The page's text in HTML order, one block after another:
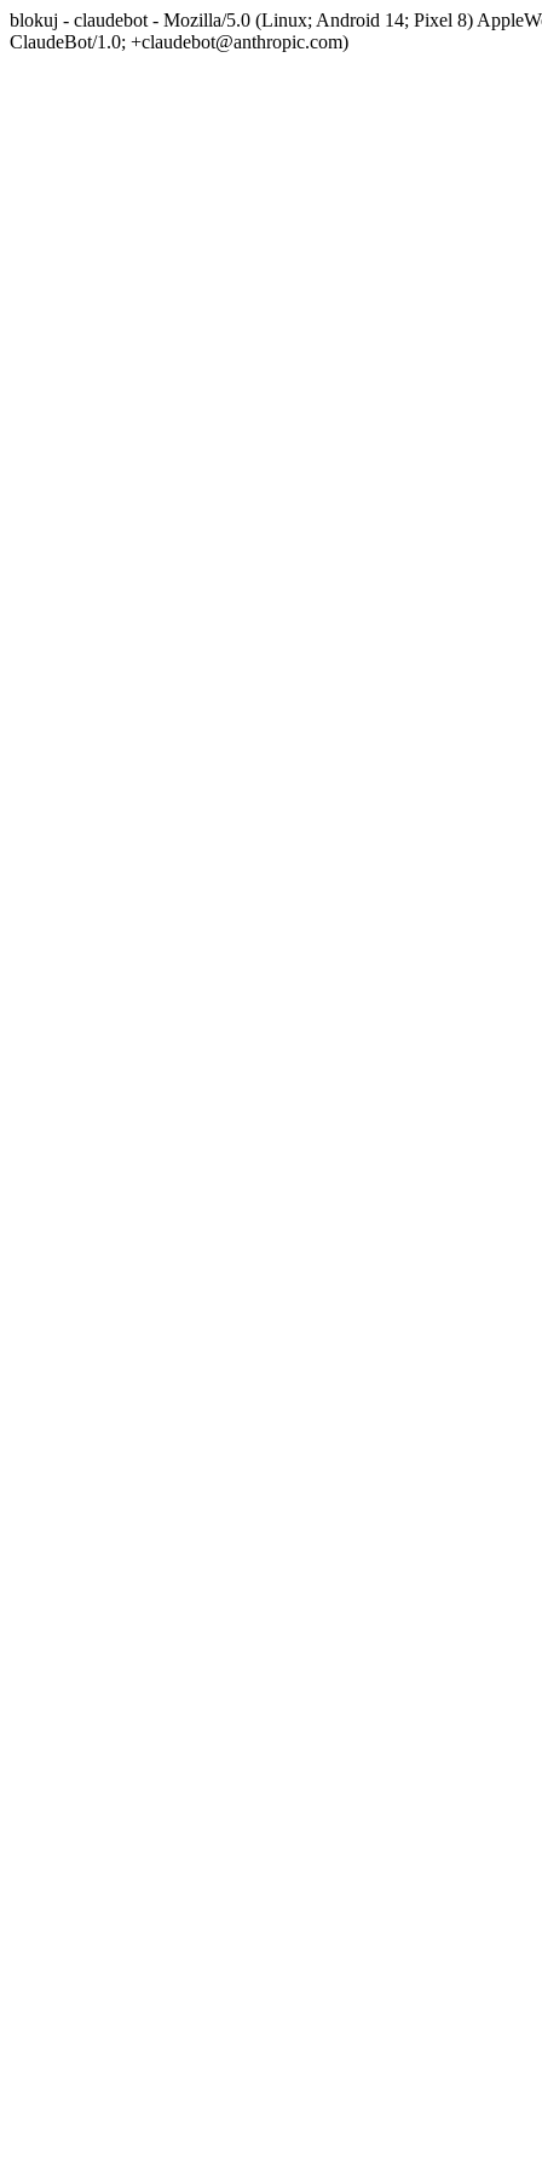
blokuj - claudebot - Mozilla/5.0 (Linux; Android 14; Pixel 8)
ClaudeBot/1.0; +claudebot@anthropic.com)